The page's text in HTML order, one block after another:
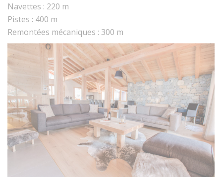
Navettes : 220 m
Pistes : 400 m
Remontées mécaniques : 300 m